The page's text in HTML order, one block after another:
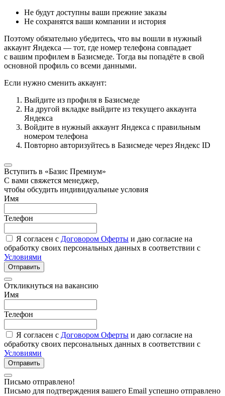
Не будут доступны ваши прежние заказы
Не сохранятся ваши компании и история
Поэтому обязательно убедитесь, что вы вошли в нужный
аккаунт Яндекса — тот, где номер телефона совпадает
с вашим профилем в Базисмеде. Тогда вы попадёте в свой
основной профиль со всеми данными.
Если нужно сменить аккаунт:
Выйдите из профиля в Базисмеде
На другой вкладке выйдите из текущего аккаунта
Яндекса
Войдите в нужный аккаунт Яндекса с правильным
номером телефона
Повторно авторизуйтесь в Базисмеде через Яндекс ID
Вступить в «Базис Премиум»
С вами свяжется менеджер,
чтобы обсудить индивидуальные условия
Имя
Телефон
Я согласен с Договором Оферты и даю согласие на
обработку своих персональных данных в соответствии с
Условиями
Отправить
Откликнуться на вакансию
Имя
Телефон
Я согласен с Договором Оферты и даю согласие на
обработку своих персональных данных в соответствии с
Условиями
Отправить
Письмо отправлено!
Письмо для подтверждения вашего Email успешно отправлено